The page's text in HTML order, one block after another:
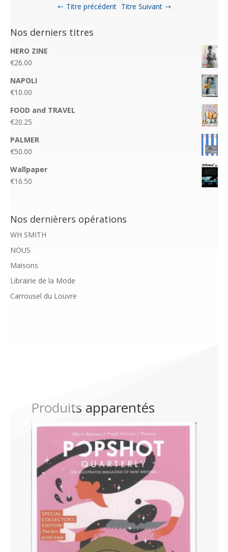
Titre précédent Titre Suivant
Nos derniers titres
HERO ZINE
€26.00
NAPOLI
€10.00
FOOD and TRAVEL
€20.25
PALMER
€50.00
Wallpaper
€16.50
Nos dernièrers opérations
WH SMITH
NOUS
Maisons
Librairie de la Mode
Carrousel du Louvre
Produits apparentés